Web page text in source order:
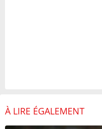
À LIRE ÉGALEMENT